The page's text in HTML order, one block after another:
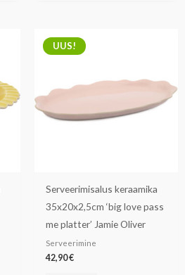
UUS!
Serveerimisalus keraamika
35x20x2,5cm ‘big love pass
me platter’ Jamie Oliver
Serveerimine
42,90€